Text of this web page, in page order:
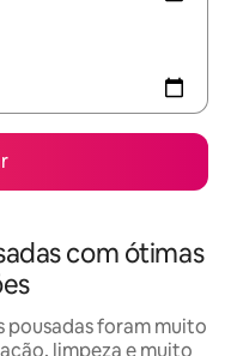
com ótimas
pousadas foram muito
limpeza e muito